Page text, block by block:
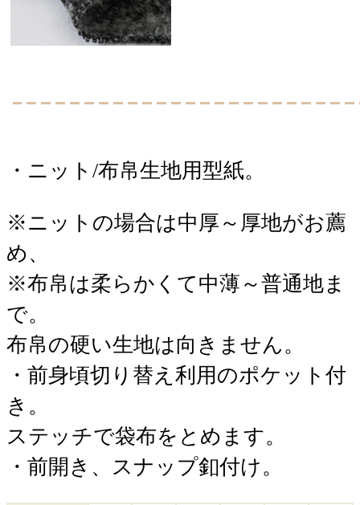
・ニット/布帛生地用型紙。
※ニットの場合は中厚～厚地がお薦
め、
※布帛は柔らかくて中薄～普通地ま
で。
布帛の硬い生地は向きません。
・前身頃切り替え利用のポケット付
き。
ステッチで袋布をとめます。
・前開き、スナップ釦付け。